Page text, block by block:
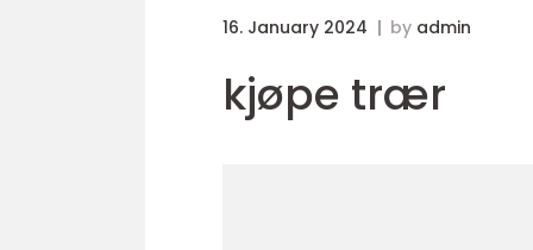
16. January 2024 by admin
kjøpe trær